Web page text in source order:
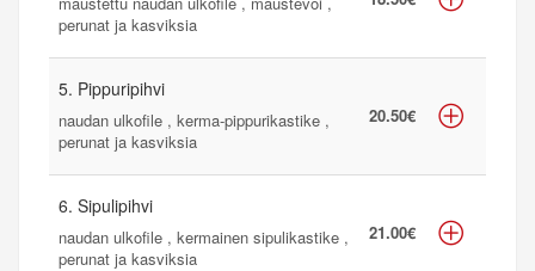
perunat ja kasviksia
5. Pippuripihvi
naudan ulkofile , kerma-pippurikastike ,
perunat ja kasviksia
20.50€
6. Sipulipihvi
naudan ulkofile , kermainen sipulikastike ,
perunat ja kasviksia
21.00€